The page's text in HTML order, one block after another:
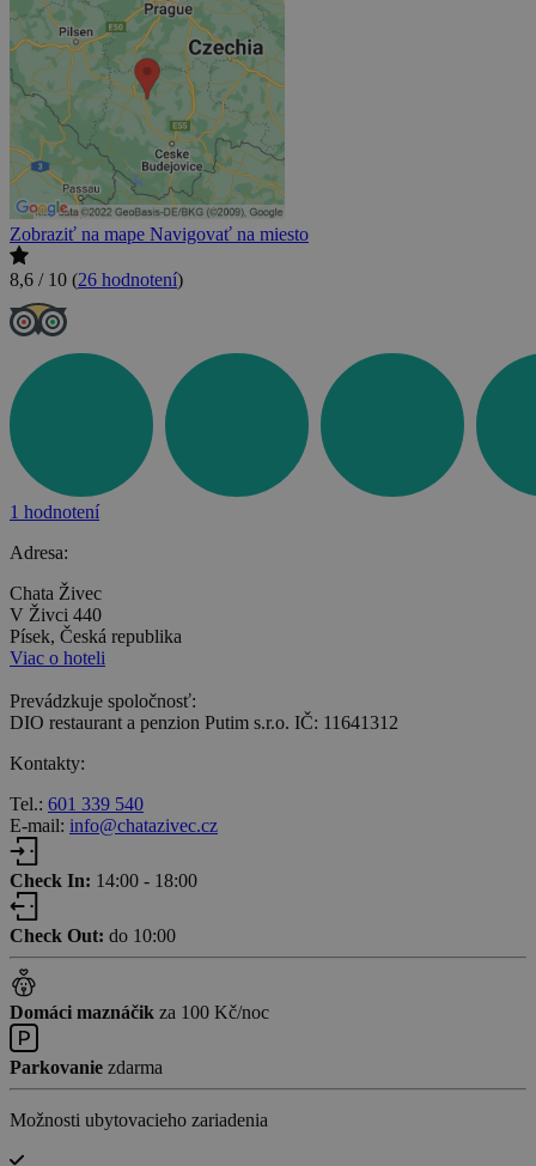
Zobraziť na mape Navigovať na miesto
8,6 / 10 (26 hodnotení)
1 hodnotení
Adresa:
Chata Živec
V Živci 440
Písek, Česká republika
Viac o hoteli
Prevádzkuje spoločnosť:
DIO restaurant a penzion Putim s.r.o. IČ: 11641312
Kontakty:
Tel.: 601 339 540
E-mail: info@chatazivec.cz
Check In: 14:00 - 18:00
Check Out: do 10:00
Domáci maznáčik za 100 Kč/noc
Parkovanie zdarma
Možnosti ubytovacieho zariadenia